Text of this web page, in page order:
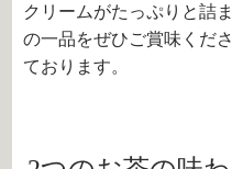
クリームがたっぷりと詰
の一品をぜひご賞味くだ
ております。